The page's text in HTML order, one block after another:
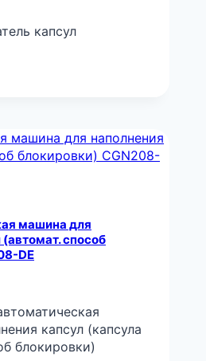
капсул
машина для
способ
DE
капсул (капсула
блокировки)